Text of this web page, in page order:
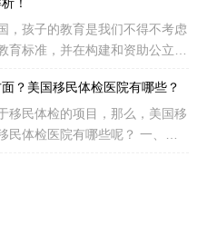
，孩子的教育是我们不得不考虑
标准，并在构建和资助公立学
？美国移民体检医院有哪些？
移民体检的项目，那么，美国移
检医院有哪些呢？ 一、美